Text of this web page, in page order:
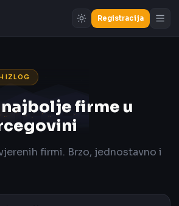
Registracija
IZLOG
firme u
firmi. Brzo, jednostavno i